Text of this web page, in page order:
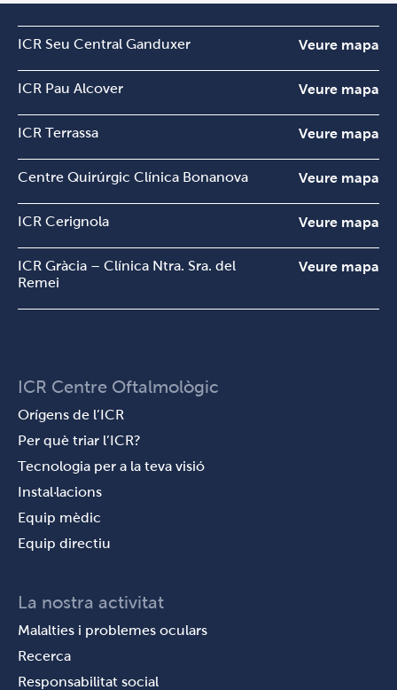
ICR Seu Central Ganduxer Veure mapa
ICR Pau Alcover Veure mapa
ICR Terrassa Veure mapa
Centre Quirúrgic Clínica Bonanova Veure mapa
ICR Cerignola Veure mapa
ICR Gràcia – Clínica Ntra. Sra. del
Remei
Veure mapa
ICR Centre Oftalmològic
Orígens de l’ICR
Per què triar l’ICR?
Tecnologia per a la teva visió
Instal·lacions
Equip mèdic
Equip directiu
La nostra activitat
Malalties i problemes oculars
Recerca
Responsabilitat social